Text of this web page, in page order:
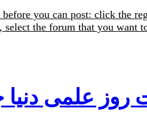
before you can post: click the
select the forum that you want
علمی دنیا